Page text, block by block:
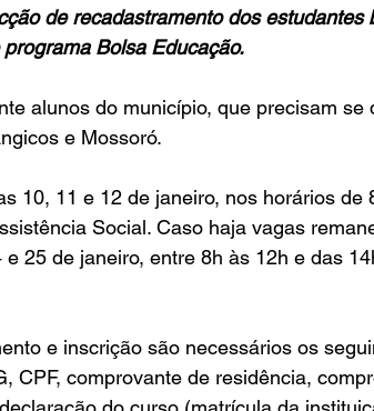
de recadastramento dos estudantes
programa Bolsa Educação.
alunos do município, que precisam se
e Mossoró.
10, 11 e 12 de janeiro, nos horários de
Social. Caso haja vagas
25 de janeiro, entre 8h às 12h e das
e inscrição são necessários os
CPF, comprovante de residência,